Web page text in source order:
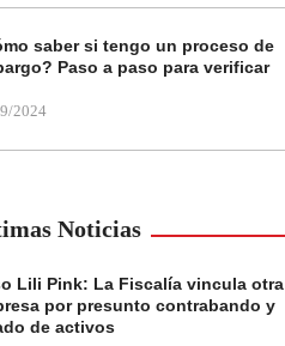
saber si tengo un proceso de
Paso a paso para verificar
2024
Noticias
Lili Pink: La Fiscalía vincula otra
por presunto contrabando y
de activos